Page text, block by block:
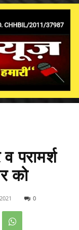
परामर्श
को
0